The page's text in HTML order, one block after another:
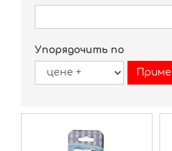
Упорядочить по